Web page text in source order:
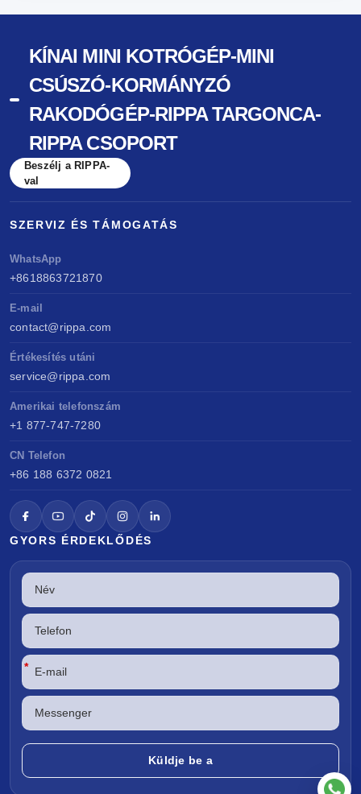
KÍNAI MINI KOTRÓGÉP-MINI
CSÚSZÓ-KORMÁNYZÓ
RAKODÓGÉP-RIPPA TARGONCA-
RIPPA CSOPORT
Beszélj a RIPPA-
val
SZERVIZ ÉS TÁMOGATÁS
WhatsApp
+8618863721870
E-mail
contact@rippa.com
Értékesítés utáni
service@rippa.com
Amerikai telefonszám
+1 877-747-7280
CN Telefon
+86 188 6372 0821
GYORS ÉRDEKLŐDÉS
*